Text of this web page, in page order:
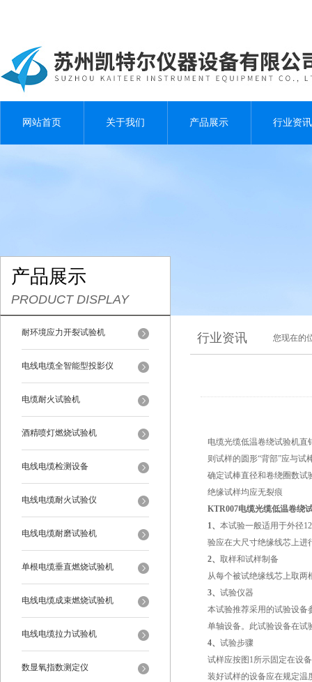
网站首页 关于我们 产品展示 行业资讯
产品展示
PRODUCT DISPLAY
耐环境应力开裂试验机
电线电缆全智能型投影仪
电缆耐火试验机
酒精喷灯燃烧试验机
电线电缆检测设备
电线电缆耐火试验仪
电线电缆耐磨试验机
单根电缆垂直燃烧试验机
电线电缆成束燃烧试验机
电线电缆拉力试验机
数显氧指数测定仪
行业资讯 您现在的
电缆光缆低温卷绕试验机
则试样的圆形“背部”应与
确定试棒直径和卷绕圈数试
绝缘试样均应无裂痕
KTR007电缆光缆低温卷绕
1、 本试验一般适用于外径
验应在大尺寸绝缘线芯上进
2、 取样和试样制备
从每个被试绝缘线芯上取
3、 试验仪器
本试验推荐采用的试验设备
单轴设备。此试验设备在试
4、 试验步骤
试样应按图1所示固定在设
装好试样的设备应在规定温